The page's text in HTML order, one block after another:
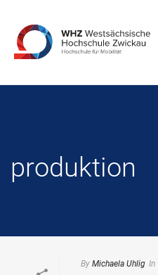
produktion
By Michaela Uhlig In